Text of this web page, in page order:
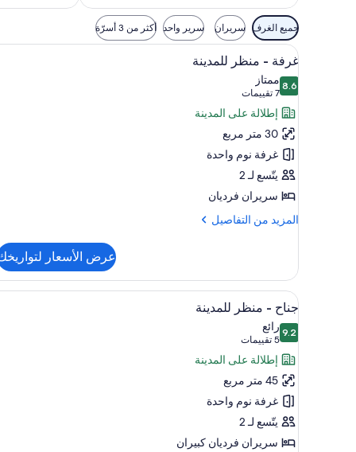
عوامل
التصفية
المتاحة
للغرف
جميع الغرف سريران سرير واحد أكثر من 3 أسرّة
استعراض
جميع
صور
غرفة
-
منظر
للمدينة
ميني بار وخزنة داخل الغرفة
5
غرفة - منظر للمدينة
8.68.6 من 10
ممتاز
7 تقييمات(7
تقييمات)
إطلالة على المدينة
30 متر مربع
غرفة نوم واحدة
يتّسع لـ 2
سريران فرديان
المزيد من التفاصيل
المزيد
غرفة
منظر
للمدينة
عرض الأسعار
استعراض
جميع
صور
جناح
-
منظر
للمدينة
ميني بار وخزنة داخل الغرفة
6
جناح - منظر للمدينة
9.29.2 من 10
رائع
5 تقييمات(5
تقييمات)
إطلالة على المدينة
45 متر مربع
غرفة نوم واحدة
يتّسع لـ 2
سريران فرديان كبيران